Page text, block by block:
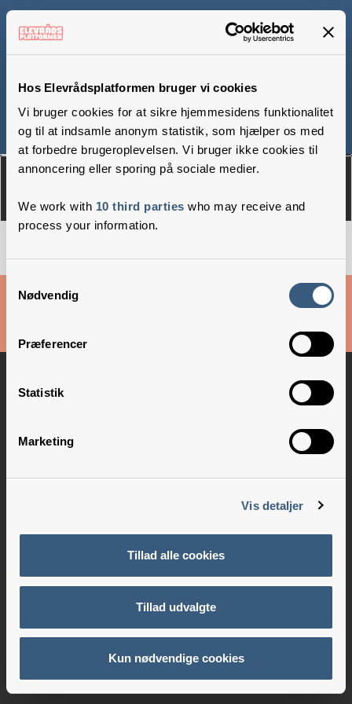
Hos Elevrådsplatformen bruger vi cookies
Vi bruger cookies for at sikre hjemmesidens funktionalitet
og til at indsamle anonym statistik, som hjælper os med
at forbedre brugeroplevelsen. Vi bruger ikke cookies til
annoncering eller sporing på sociale medier.
We work with 10 third parties who may receive and
process your information.
Samtykkevalg
Nødvendig
Præferencer
Statistik
Marketing
Vis detaljer
Tillad alle cookies
Tillad udvalgte
Kun nødvendige cookies
Skole
Om Medlemmer
Danske Skoleelever